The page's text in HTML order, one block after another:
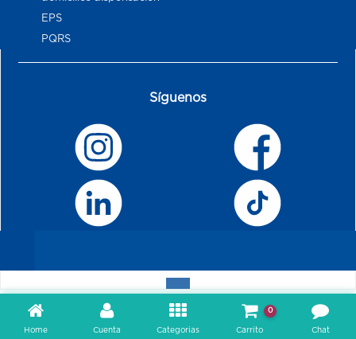
EPS
PQRS
Síguenos
Home Cuenta Categorias
0
Carrito Chat